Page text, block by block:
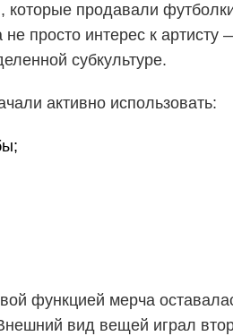
которые продавали
просто интерес к
субкультуре.
активно использовать:
функцией мерча
вид вещей играл